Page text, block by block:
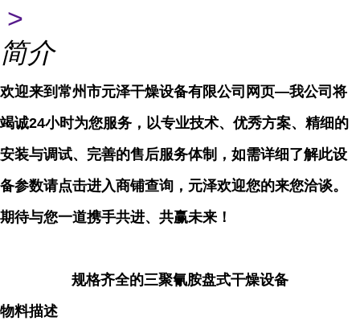
>
简介
欢迎来到常州市元泽干燥设备有限公司网页—我公司将
竭诚24小时为您服务，以专业技术、优秀方案、精细的
安装与调试、完善的售后服务体制，如需详细了解此设
备参数请点击进入商铺查询，元泽欢迎您的来您洽谈。
期待与您一道携手共进、共赢未来！
规格齐全的三聚氰胺盘式干燥设备
物料描述